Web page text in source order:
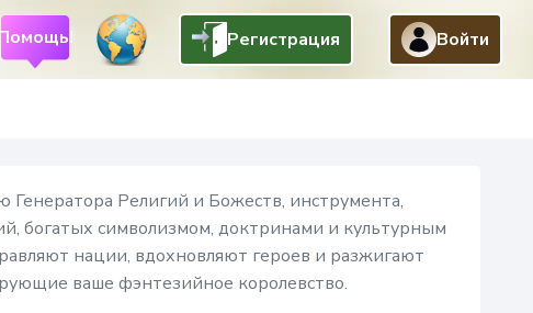
Регистрация Войти
Назад
Религий и Божеств, инструмента,
богатых символизмом, доктринами и культурным
нации, вдохновляют героев и разжигают
ваше фэнтезийное королевство.